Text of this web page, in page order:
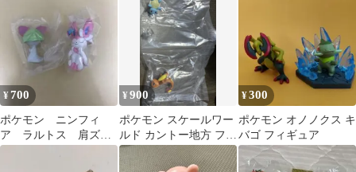
¥700
ポケモン ニンフィ
ア ラルトス 肩ズ
ン fig フィギュア
¥900
ポケモン スケールワー
ルド カントー地方 フィ
ギュア ゼニガメ ヒトカ
ゲ
¥300
ポケモン オノノクス キ
バゴ フィギュア